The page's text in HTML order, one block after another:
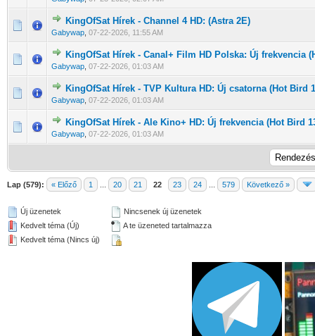
KingOfSat Hírek - Channel 4 HD: (Astra 2E)
Gabywap 07-22-2026, 11:55 AM
0 Szavazat - 0 / 5 átlagban
12345
KingOfSat Hírek - Canal+ Film HD Polska: Új frekvencia
Gabywap 07-22-2026, 01:03 AM
0 Szavazat - 0 / 5 átlagban
1234 5
KingOfSat Hírek - TVP Kultura HD: Új csatorna (Hot Bird
Gabywap 07-22-2026, 01:03 AM
0 Szavazat - 0 / 5 átlagban
1 345
KingOfSat Hírek - Ale Kino+ HD: Új frekvencia (Hot Bird
Gabywap 07-22-2026, 01:03 AM
0 Szavazat - 0 / 5 átlagban
1 2345
Lap (579): « Előző 1 20 21 22 23 24 579 Következő »
Új üzenetek
Kedvelt téma (Új)
Kedvelt téma (Nincs új)
Nincsenek új üzenetek
A te üzeneted tartalmazza